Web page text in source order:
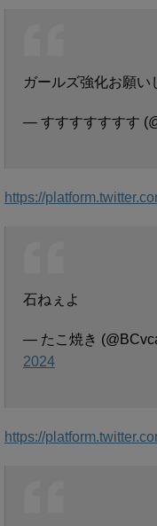
ガールズ強化お願い
— すすすすすすす
https://
石ねぇよ
— たこ焼き
2024
https://